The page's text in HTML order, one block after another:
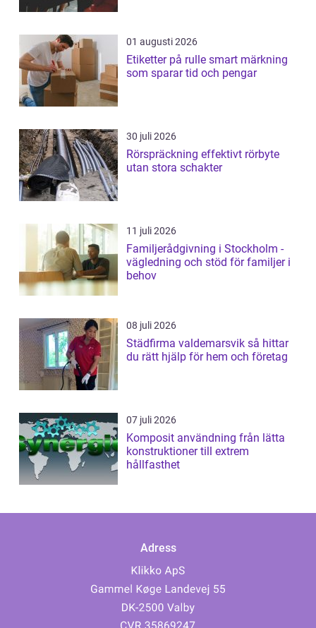
01 augusti 2026
Etiketter på rulle smart märkning
som sparar tid och pengar
30 juli 2026
Rörspräckning effektivt rörbyte
utan stora schakter
11 juli 2026
Familjerådgivning i Stockholm -
vägledning och stöd för familjer i
behov
08 juli 2026
Städfirma valdemarsvik så hittar
du rätt hjälp för hem och företag
07 juli 2026
Komposit användning från lätta
konstruktioner till extrem
hållfasthet
Adress